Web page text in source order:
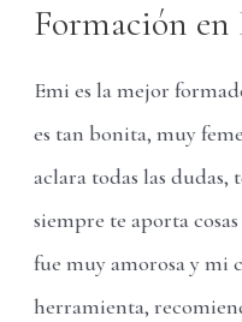
Formación en
Emi es la mejor
es tan bonita, muy
aclara todas las dudas,
siempre te aporta
fue muy amorosa y mi
herramienta,